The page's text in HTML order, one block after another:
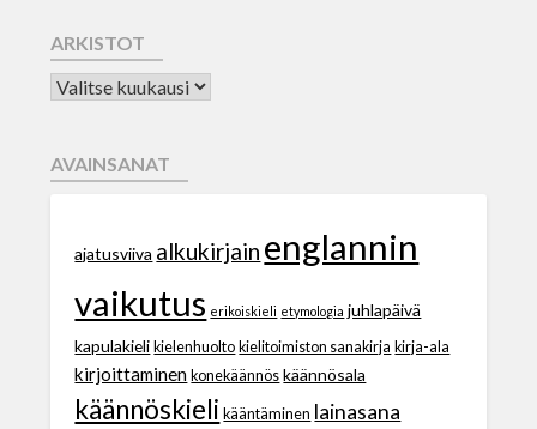
ARKISTOT
AVAINSANAT
ajatusviiva alkukirjain englannin
vaikutus erikoiskieli etymologia juhlapäivä
kapulakieli kielenhuolto kielitoimiston sanakirja kirja-ala
kirjoittaminen konekäännös käännösala
käännöskieli kääntäminen lainasana